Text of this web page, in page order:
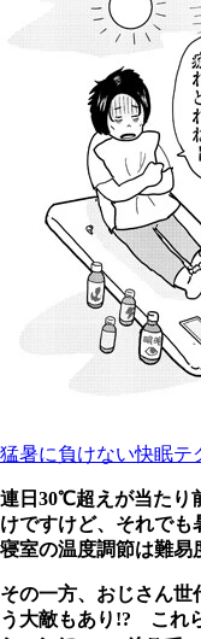
猛暑に負けない快眠テ
連日30℃超えが当たり
けですけど、それで
寝室の温度調節は難易
その一方、おじさん
う大敵もあり!? これ